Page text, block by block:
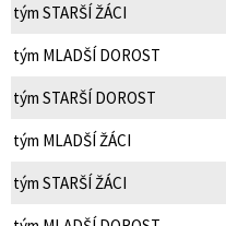
tým STARŠÍ ŽÁCI
tým MLADŠÍ DOROST
tým STARŠÍ DOROST
tým MLADŠÍ ŽÁCI
tým STARŠÍ ŽÁCI